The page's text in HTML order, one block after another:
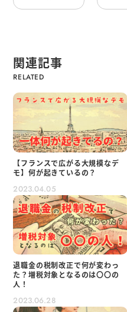
関連記事
【フランスで広がる大規模なデ
モ】何が起きているの？
2023.04.05
退職金の税制改正で何が変わっ
た？増税対象となるのは〇〇の
人！
2023.06.28